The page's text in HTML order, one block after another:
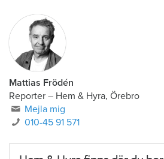
Mattias Frödén
Reporter – Hem & Hyra, Örebro
Mejla mig
010-45 91 571